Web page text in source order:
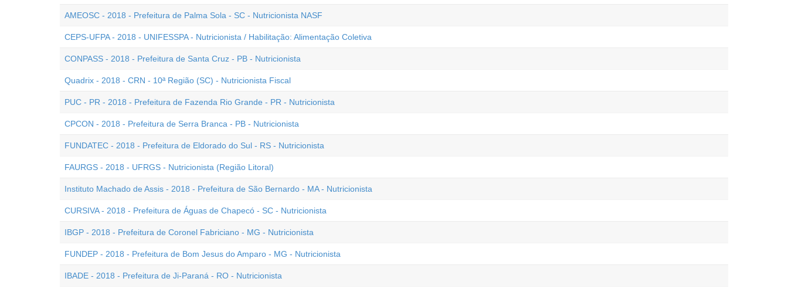
AMEOSC - 2018 - Prefeitura de Palma Sola - SC - Nutricionista NASF
CEPS-UFPA - 2018 - UNIFESSPA - Nutricionista / Habilitação: Alimentação Coletiva
CONPASS - 2018 - Prefeitura de Santa Cruz - PB - Nutricionista
Quadrix - 2018 - CRN - 10ª Região (SC) - Nutricionista Fiscal
PUC - PR - 2018 - Prefeitura de Fazenda Rio Grande - PR - Nutricionista
CPCON - 2018 - Prefeitura de Serra Branca - PB - Nutricionista
FUNDATEC - 2018 - Prefeitura de Eldorado do Sul - RS - Nutricionista
FAURGS - 2018 - UFRGS - Nutricionista (Região Litoral)
Instituto Machado de Assis - 2018 - Prefeitura de São Bernardo - MA - Nutricionista
CURSIVA - 2018 - Prefeitura de Águas de Chapecó - SC - Nutricionista
IBGP - 2018 - Prefeitura de Coronel Fabriciano - MG - Nutricionista
FUNDEP - 2018 - Prefeitura de Bom Jesus do Amparo - MG - Nutricionista
IBADE - 2018 - Prefeitura de Ji-Paraná - RO - Nutricionista